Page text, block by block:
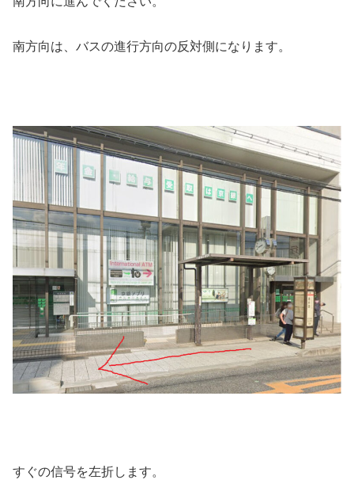
南方向は、バスの進行方向の反対側になります。
すぐの信号を左折します。